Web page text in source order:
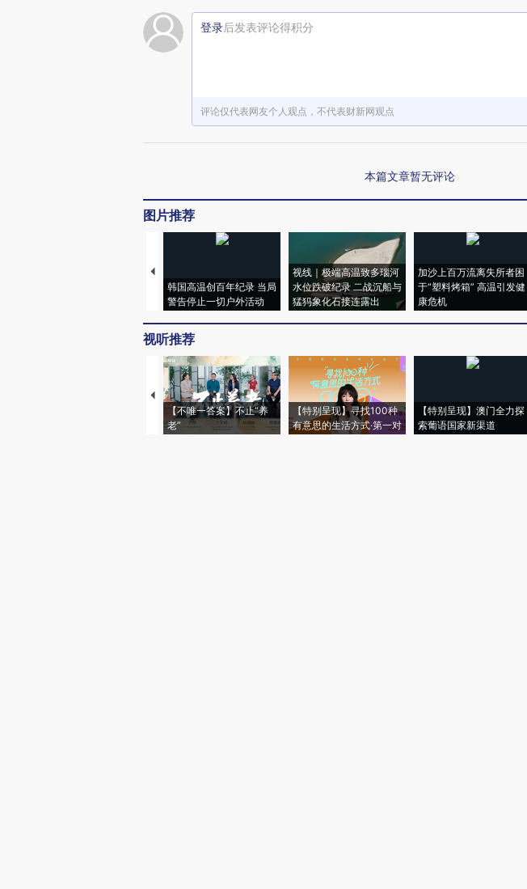
登录后发表评论得积分
评论仅代表网友个人观点，不代表财新网观点
本篇文章暂无评论
图片推荐
韩国高温创百年纪录 当局
警告停止一切户外活动
视线｜极端高温致多瑙河
水位跌破纪录 二战沉船与
猛犸象化石接连露出
加沙上百万流离失所者困
于“塑料烤箱” 高温引发健
康危机
视听推荐
【不唯一答案】不止“养
老”
【特别呈现】寻找100种
有意思的生活方式·第一对
【特别呈现】澳门全力探
索葡语国家新渠道